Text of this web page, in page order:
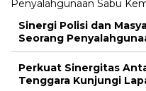
Sinergi Polisi dan
Seorang
Perkuat Sinergitas
Tenggara Kunjungi